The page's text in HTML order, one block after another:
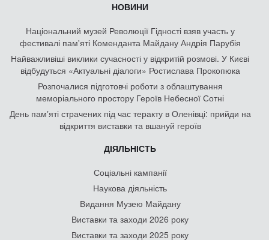
НОВИНИ
Національний музей Революції Гідності взяв участь у
фестивалі пам'яті Коменданта Майдану Андрія Парубія
Найважливіші виклики сучасності у відкритій розмові. У Києві
відбудуться «Актуальні діалоги» Ростислава Прокопюка
Розпочалися підготовчі роботи з облаштування
меморіального простору Героїв Небесної Сотні
День памʼяті страчених під час теракту в Оленівці: прийди на
відкриття виставки та вшануй героїв
ДІЯЛЬНІСТЬ
Соціальні кампанії
Наукова діяльність
Видання Музею Майдану
Виставки та заходи 2026 року
Виставки та заходи 2025 року